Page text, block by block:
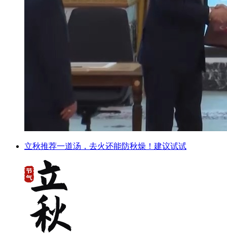
立秋推荐一道汤，去火还能防秋燥！建议试试